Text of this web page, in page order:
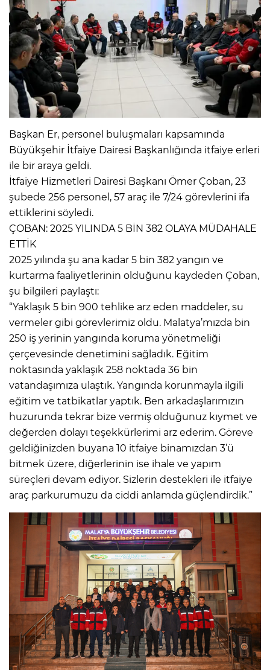
Başkan Er, personel buluşmaları kapsamında
Büyükşehir İtfaiye Dairesi Başkanlığında itfaiye erleri
ile bir araya geldi.
İtfaiye Hizmetleri Dairesi Başkanı Ömer Çoban, 23
şubede 256 personel, 57 araç ile 7/24 görevlerini ifa
ettiklerini söyledi.
ÇOBAN: 2025 YILINDA 5 BİN 382 OLAYA MÜDAHALE
ETTİK
2025 yılında şu ana kadar 5 bin 382 yangın ve
kurtarma faaliyetlerinin olduğunu kaydeden Çoban,
şu bilgileri paylaştı:
“Yaklaşık 5 bin 900 tehlike arz eden maddeler, su
vermeler gibi görevlerimiz oldu. Malatya’mızda bin
250 iş yerinin yangında koruma yönetmeliği
çerçevesinde denetimini sağladık. Eğitim
noktasında yaklaşık 258 noktada 36 bin
vatandaşımıza ulaştık. Yangında korunmayla ilgili
eğitim ve tatbikatlar yaptık. Ben arkadaşlarımızın
huzurunda tekrar bize vermiş olduğunuz kıymet ve
değerden dolayı teşekkürlerimi arz ederim. Göreve
geldiğinizden buyana 10 itfaiye binamızdan 3’ü
bitmek üzere, diğerlerinin ise ihale ve yapım
süreçleri devam ediyor. Sizlerin destekleri ile itfaiye
araç parkurumuzu da ciddi anlamda güçlendirdik.”